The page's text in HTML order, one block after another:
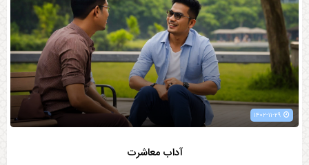
آداب معاشرت